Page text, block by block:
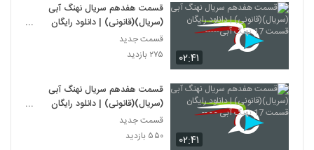
۰۲:۴۱
قسمت هفدهم سریال نهنگ آبی
(سریال)(قانونی) | دانلود رایگان
قسمت 17 نهنگ آبی-----
قسمت جدید
۲۷۵ بازدید
۰۲:۴۱
قسمت هفدهم سریال نهنگ آبی
(سریال)(قانونی) | دانلود رایگان
قسمت 17 نهنگ آبی - - --
قسمت جدید
۵۵۰ بازدید